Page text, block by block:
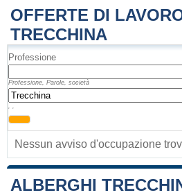
OFFERTE DI
TRECCHINA
Professione
Professione, Parole, società
, ,
Nessun avviso d'occupazione
ALBERGHI